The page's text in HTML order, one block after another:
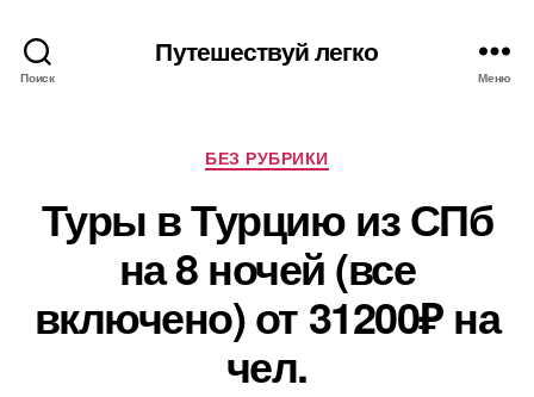
Поиск
Путешествуй легко
Меню
Рубрики
БЕЗ РУБРИКИ
Туры в Турцию из СПб
на 8 ночей (все
включено) от 31200₽ на
чел.